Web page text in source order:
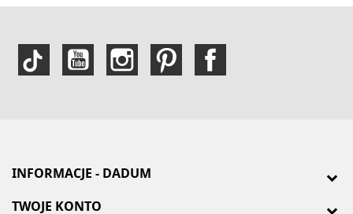
INFORMACJE - DADUM
TWOJE KONTO